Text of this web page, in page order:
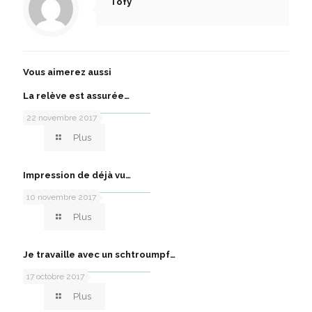
Vous aimerez aussi
22 novembre 2017
La relève est assurée…
Plus
10 novembre 2017
Impression de déjà vu…
Plus
17 octobre 2017
Je travaille avec un schtroumpf…
Plus